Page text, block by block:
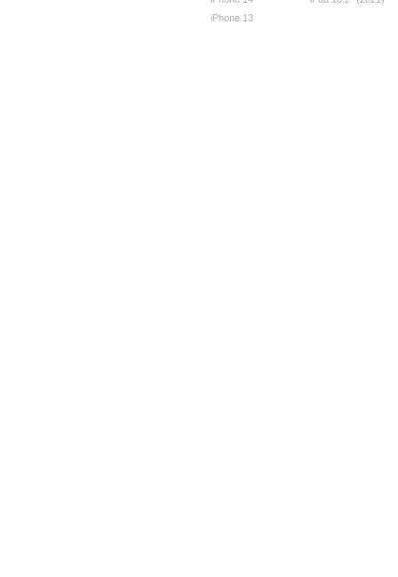
iPhone 13